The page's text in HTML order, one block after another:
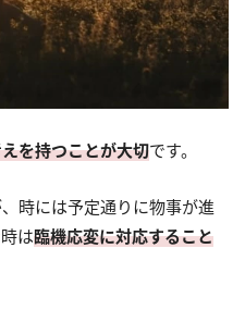
を持つことが大切です。
時には予定通りに物事が進
は臨機応変に対応すること